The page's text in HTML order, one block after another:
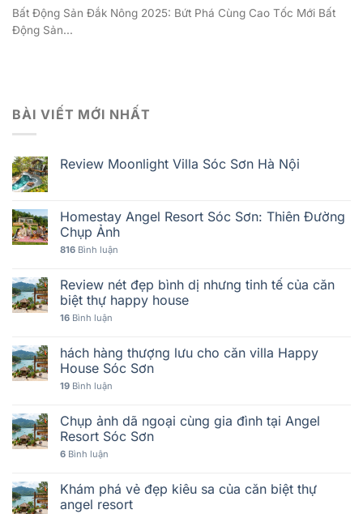
Bất Động Sản Đắk Nông 2025: Bứt Phá Cùng Cao Tốc Mới Bất
Động Sản...
BÀI VIẾT MỚI NHẤT
Review Moonlight Villa Sóc Sơn Hà Nội
Homestay Angel Resort Sóc Sơn: Thiên Đường
Chụp Ảnh
816 Bình luận
Review nét đẹp bình dị nhưng tinh tế của căn
biệt thự happy house
16 Bình luận
hách hàng thượng lưu cho căn villa Happy
House Sóc Sơn
19 Bình luận
Chụp ảnh dã ngoại cùng gia đình tại Angel
Resort Sóc Sơn
6 Bình luận
Khám phá vẻ đẹp kiêu sa của căn biệt thự
angel resort